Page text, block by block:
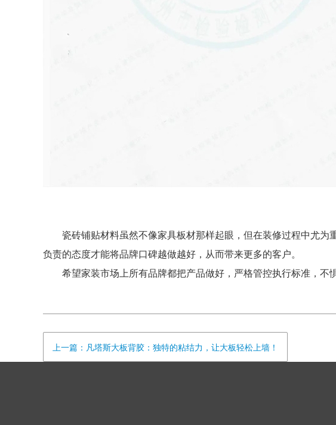
瓷砖铺贴材料虽然不像家具板材那样起眼，但在装修过程中尤
负责的态度才能将品牌口碑越做越好，从而带来更多的客户。
希望家装市场上所有品牌都把产品做好，严格管控执行标准，不
上一篇：凡塔斯大板背胶：独特的粘结力，让大板轻松上墙！